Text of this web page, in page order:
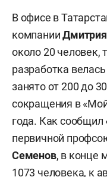
В офисе в
компании
около 20 человек,
разработка
занято от 200 до
сокращения в
года. Как сообщил
первичной
Семенов, в конце
1073 человека, к